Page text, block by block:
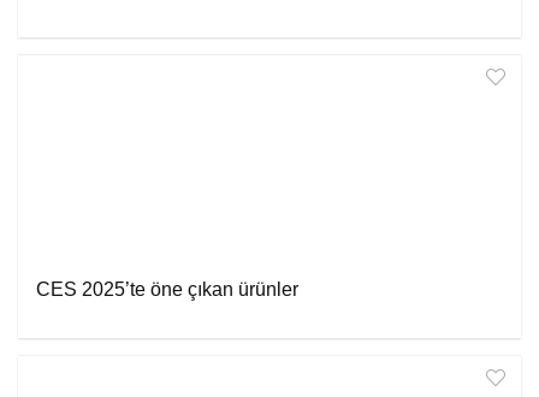
CES 2025’te öne çıkan ürünler